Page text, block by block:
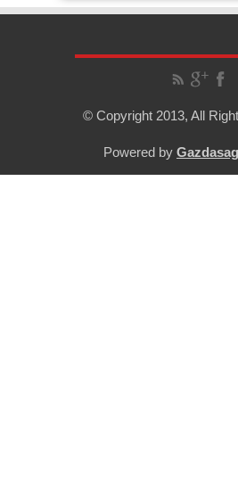
© Copyright 2013, All
Powered by